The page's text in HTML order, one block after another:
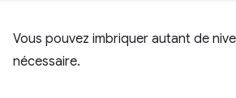
Vous pouvez imbriquer autant de
nécessaire.